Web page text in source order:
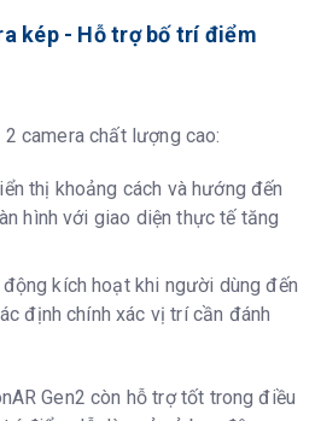
Li-on Battery 3.6V, 13,600mAh
20h; Rover mode 15h
131mm (W)
80°C
kép - Hỗ trợ bố trí điểm
camera chất lượng cao:
thị khoảng cách và hướng đến
hình với giao diện thực tế tăng
kích hoạt khi người dùng đến
định chính xác vị trí cần đánh
Gen2 còn hỗ trợ tốt trong điều